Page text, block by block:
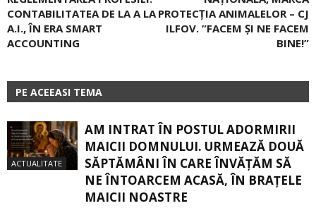
CONTABILITATEA DE LA A LA
A.I., ÎN ERA SMART
ACCOUNTING
PROTECȚIA ANIMALELOR – CJ
ILFOV. ”FACEM ȘI NE FACEM
BINE!”
PE ACEEASI TEMA
ACTUALITATE
AM INTRAT ÎN POSTUL ADORMIRII
MAICII DOMNULUI. URMEAZĂ DOUĂ
SĂPTĂMÂNI ÎN CARE ÎNVĂŢĂM SĂ
NE ÎNTOARCEM ACASĂ, ÎN BRAŢELE
MAICII NOASTRE